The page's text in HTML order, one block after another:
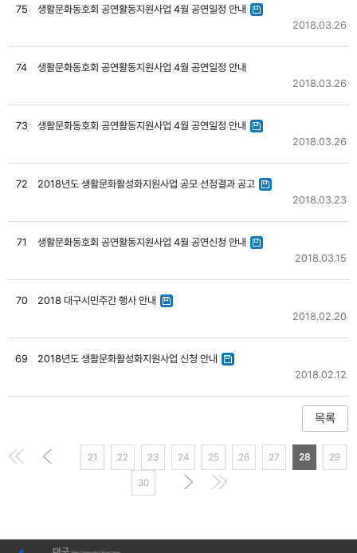
75
생활문화동호회 공연활동지원사업 4월 공연일정 안내
2018.03.26
74
생활문화동호회 공연활동지원사업 4월 공연일정 안내
2018.03.26
73
생활문화동호회 공연활동지원사업 4월 공연일정 안내
2018.03.26
72
2018년도 생활문화활성화지원사업 공모 선정결과 공고
2018.03.23
71
생활문화동호회 공연활동지원사업 4월 공연신청 안내
2018.03.15
70
2018 대구시민주간 행사 안내
2018.02.20
69
2018년도 생활문화활성화지원사업 신청 안내
2018.02.12
21 22 23 24 25 26 27 28 29
30